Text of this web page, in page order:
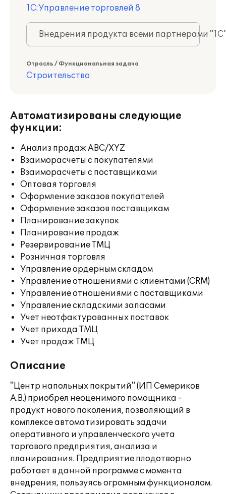
1С:Управление торговлей 8
Внедрения продукта всеми партнерами
Отрасль / Функциональная задача
Строительство
Автоматизированы следующие
функции:
Анализ продаж ABC/XYZ
Взаиморасчеты с покупателями
Взаиморасчеты с поставщиками
Оптовая торговля
Оформление заказов покупателей
Оформление заказов поставщикам
Планирование закупок
Планирование продаж
Резервирование ТМЦ
Розничная торговля
Управление ордерным складом
Управление отношениями с клиентами (CRM)
Управление отношениями с поставщиками
Управление складскими запасами
Учет неотфактурованных поставок
Учет прихода ТМЦ
Учет продаж ТМЦ
Описание
"Центр напольных покрытий" (ИП Семериков
А.В.) приобрел неоценимого помощника -
продукт нового поколения, позволяющий в
комплексе автоматизировать задачи
оперативного и управленческого учета
торгового предприятия, анализа и
планирования. Предприятие плодотворно
работает в данной программе с момента
внедрения, пользуясь огромным функционалом.